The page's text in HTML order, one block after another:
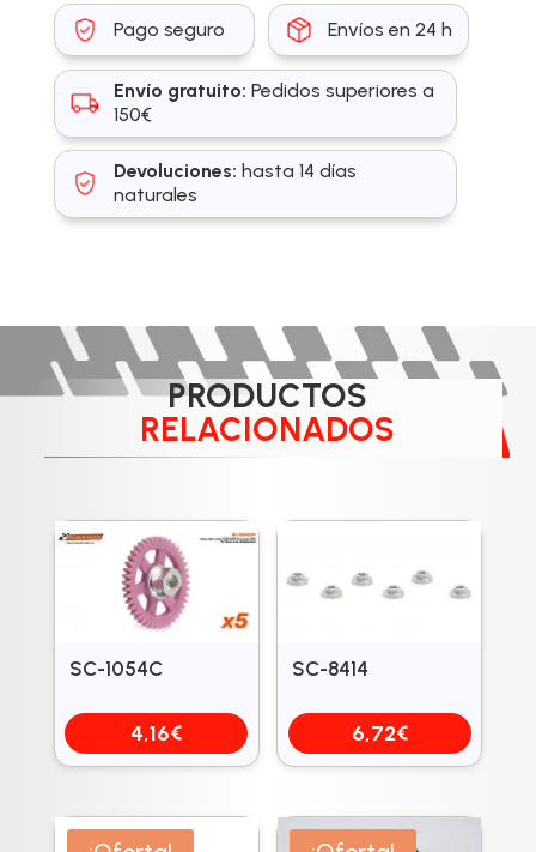
Pago seguro Envíos en 24 h
Envío gratuito: Pedidos superiores a
150€
Devoluciones: hasta 14 días
naturales
PRODUCTOS
RELACIONADOS
SC-1054C
4,16€
SC-8414
6,72€